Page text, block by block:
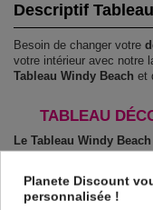
Descriptif
Besoin de changer votre
votre intérieur avec notre
Tableau Windy Beach et
TABLEAU
Le Tableau Windy Beach
de haute qualité qui
parfaitement reproduits.
intissé sur un châssis
l'environnement, vous
Planete Discount
personnalisée !